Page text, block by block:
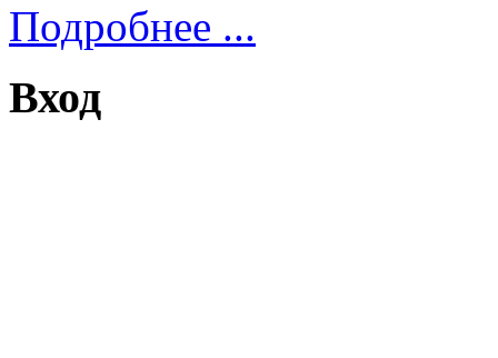
Подробнее ...
Вход